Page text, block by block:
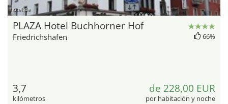
hotel.de
PLAZA Hotel Buchhorner Hof
Friedrichshafen 66%
3,7
kilómetros
de 228,00 EUR
por habitación y noche